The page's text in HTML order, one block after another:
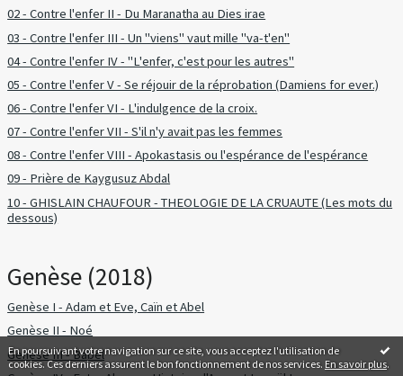
En poursuivant votre navigation sur ce site, vous acceptez l'utilisation de
cookies. Ces derniers assurent le bon fonctionnement de nos services. En savoir plus.
02 - Contre l'enfer II - Du Maranatha au Dies irae
03 - Contre l'enfer III - Un "viens" vaut mille "va-t'en"
04 - Contre l'enfer IV - "L'enfer, c'est pour les autres"
05 - Contre l'enfer V - Se réjouir de la réprobation (Damiens for ever.)
06 - Contre l'enfer VI - L'indulgence de la croix.
07 - Contre l'enfer VII - S'il n'y avait pas les femmes
08 - Contre l'enfer VIII - Apokastasis ou l'espérance de l'espérance
09 - Prière de Kaygusuz Abdal
10 - GHISLAIN CHAUFOUR - THEOLOGIE DE LA CRUAUTE (Les mots du
dessous)
Genèse (2018)
Genèse I - Adam et Eve, Caïn et Abel
Genèse II - Noé
Genèse III - Babel